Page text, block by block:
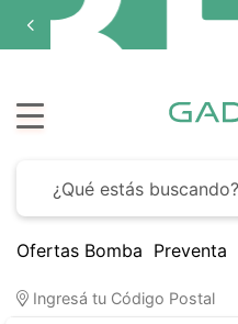
Ofertas Bomba Preventa
Ingresá tu Código Postal